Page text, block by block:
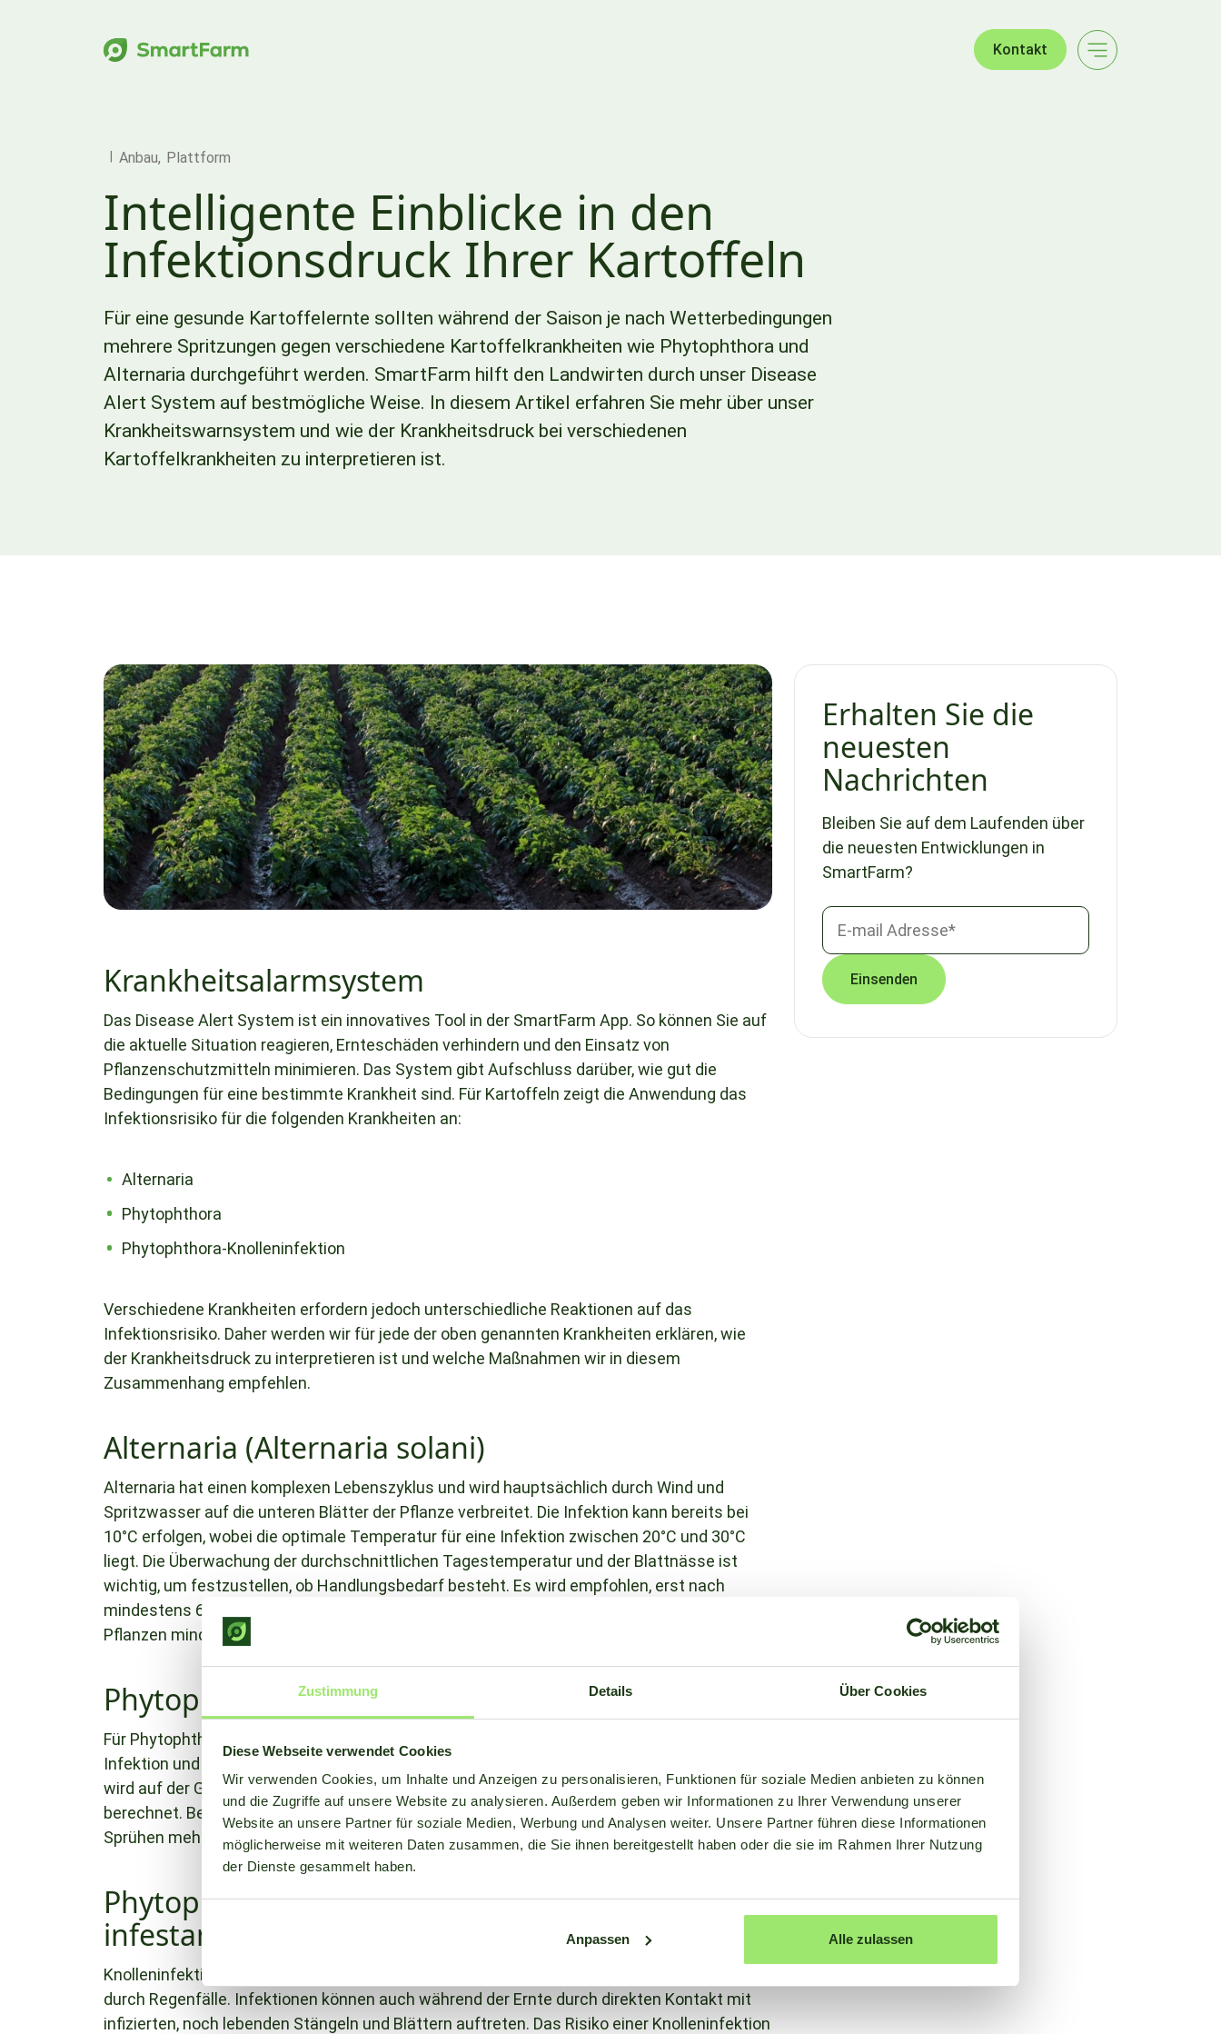
Zustimmung Details Über Cookies
Diese Webseite verwendet Cookies
Wir verwenden Cookies, um Inhalte und Anzeigen zu personalisieren, Funktionen für soziale Medien anbieten zu können
und die Zugriffe auf unsere Website zu analysieren. Außerdem geben wir Informationen zu Ihrer Verwendung unserer
Website an unsere Partner für soziale Medien, Werbung und Analysen weiter. Unsere Partner führen diese Informationen
möglicherweise mit weiteren Daten zusammen, die Sie ihnen bereitgestellt haben oder die sie im Rahmen Ihrer Nutzung
der Dienste gesammelt haben.
Anpassen Alle zulassen
Kontakt
Anbau Plattform
Intelligente Einblicke in den
Infektionsdruck Ihrer Kartoffeln
Für eine gesunde Kartoffelernte sollten während der Saison je nach Wetterbedingungen
mehrere Spritzungen gegen verschiedene Kartoffelkrankheiten wie Phytophthora und
Alternaria durchgeführt werden. SmartFarm hilft den Landwirten durch unser Disease
Alert System auf bestmögliche Weise. In diesem Artikel erfahren Sie mehr über unser
Krankheitswarnsystem und wie der Krankheitsdruck bei verschiedenen
Kartoffelkrankheiten zu interpretieren ist.
Krankheitsalarmsystem
Das Disease Alert System ist ein innovatives Tool in der SmartFarm App. So können Sie auf
die aktuelle Situation reagieren, Ernteschäden verhindern und den Einsatz von
Pflanzenschutzmitteln minimieren. Das System gibt Aufschluss darüber, wie gut die
Bedingungen für eine bestimmte Krankheit sind. Für Kartoffeln zeigt die Anwendung das
Infektionsrisiko für die folgenden Krankheiten an:
Alternaria
Phytophthora
Phytophthora-Knolleninfektion
Verschiedene Krankheiten erfordern jedoch unterschiedliche Reaktionen auf das
Infektionsrisiko. Daher werden wir für jede der oben genannten Krankheiten erklären, wie
der Krankheitsdruck zu interpretieren ist und welche Maßnahmen wir in diesem
Zusammenhang empfehlen.
Alternaria (Alternaria solani)
Alternaria hat einen komplexen Lebenszyklus und wird hauptsächlich durch Wind und
Spritzwasser auf die unteren Blätter der Pflanze verbreitet. Die Infektion kann bereits bei
10°C erfolgen, wobei die optimale Temperatur für eine Infektion zwischen 20°C und 30°C
liegt. Die Überwachung der durchschnittlichen Tagestemperatur und der Blattnässe ist
wichtig, um festzustellen, ob Handlungsbedarf besteht. Es wird empfohlen, erst nach
mindestens 6 ununterbrochenen Tagen mit extrem hohem Risiko zu handeln, wenn die
Pflanzen mindestens 15 cm hoch sind.
Phytophthora (Phytophthora infestans)
Für Phytophthora sind Feuchtigkeit und Temperatur sehr wichtig für die Sporulation, die
Infektion und das Überleben der verstreuten Sporen auf dem Blatt. Der Krankheitsdruck
wird auf der Grundlage des Durchschnitts der letzten 4 Tage und des heutigen Tages
berechnet. Bei hohem Krankheitsdruck wird das Sprühen empfohlen, wenn das letzte
Sprühen mehr als 5 Tage zurückliegt.
Phytophthora-Knolleninfektion (Phytophthora
infestans)
Knolleninfektionen entstehen durch das Abschwemmen von Sporen von infizierten Blättern
durch Regenfälle. Infektionen können auch während der Ernte durch direkten Kontakt mit
infizierten, noch lebenden Stängeln und Blättern auftreten. Das Risiko einer Knolleninfektion
Erhalten Sie die
neuesten
Nachrichten
Bleiben Sie auf dem Laufenden über
die neuesten Entwicklungen in
SmartFarm?